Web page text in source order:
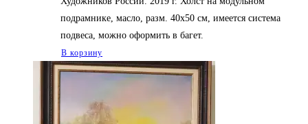
подрамнике, масло, разм. 40х50 см, имеется система
подвеса, можно оформить в багет.
В корзину